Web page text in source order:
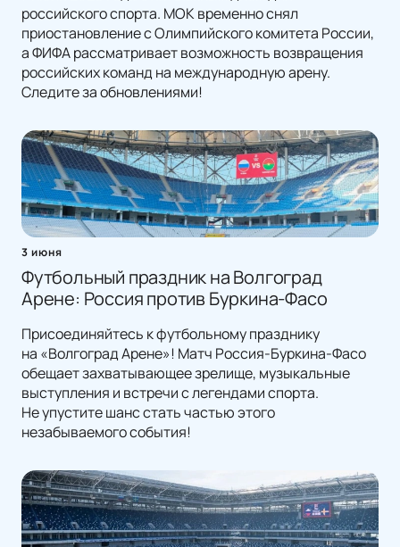
российского спорта. МОК временно снял
приостановление с Олимпийского комитета России,
а ФИФА рассматривает возможность возвращения
российских команд на международную арену.
Следите за обновлениями!
3 июня
Футбольный праздник на Волгоград
Арене: Россия против Буркина-Фасо
Присоединяйтесь к футбольному празднику
на «Волгоград Арене»! Матч Россия-Буркина-Фасо
обещает захватывающее зрелище, музыкальные
выступления и встречи с легендами спорта.
Не упустите шанс стать частью этого
незабываемого события!